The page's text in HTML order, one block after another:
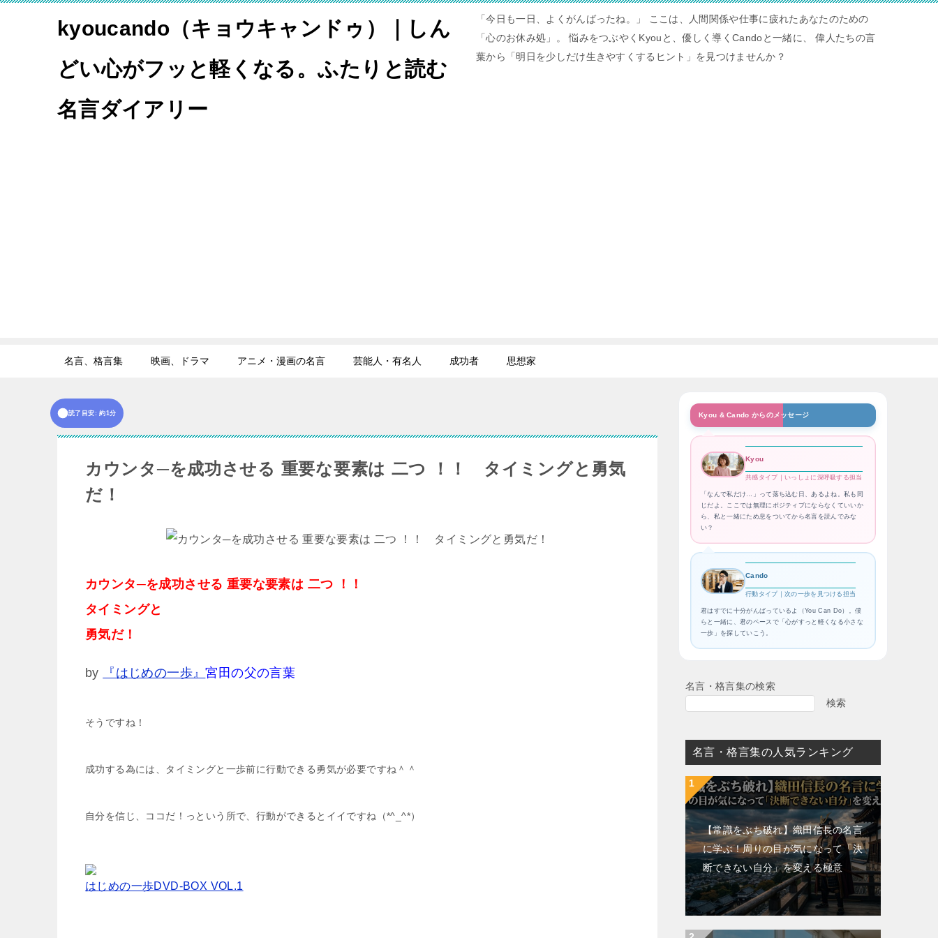
kyoucando（キョウキャンドゥ）｜しん
どい心がフッと軽くなる。ふたりと読む
名言ダイアリー
「今日も一日、よくがんばったね。」 ここは、人間関係や仕事に疲れたあなたのための
「心のお休み処」。 悩みをつぶやくKyouと、優しく導くCandoと一緒に、 偉人たちの言
葉から「明日を少しだけ生きやすくするヒント」を見つけませんか？
名言、格言集 映画、ドラマ アニメ・漫画の名言 芸能人・有名人 成功者 思想家
読了目安: 約1分
カウンタ─を成功させる 重要な要素は 二つ ！！ タイミングと勇気
だ！
カウンタ─を成功させる 重要な要素は 二つ ！！
タイミングと
勇気だ！
by 『はじめの一歩』宮田の父の言葉
そうですね！
成功する為には、タイミングと一歩前に行動できる勇気が必要ですね＾＾
自分を信じ、ココだ！っという所で、行動ができるとイイですね（*^_^*）
はじめの一歩DVD-BOX VOL.1
Kyou & Cando からのメッセージ
Kyou
共感タイプ｜いっしょに深呼吸する担当
「なんで私だけ…」って落ち込む日、あるよね。私も同
じだよ。ここでは無理にポジティブにならなくていいか
ら、私と一緒にため息をついてから名言を読んでみな
い？
Cando
行動タイプ｜次の一歩を見つける担当
君はすでに十分がんばっているよ（You Can Do）。僕
らと一緒に、君のペースで「心がすっと軽くなる小さな
一歩」を探していこう。
名言・格言集の検索
検索
名言・格言集の人気ランキング
【常識をぶち破れ】織田信長の名言
に学ぶ！周りの目が気になって「決
断できない自分」を変える極意